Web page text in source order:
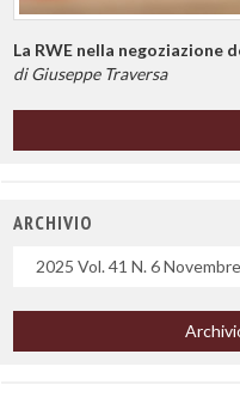
La RWE nella negoziazione
di Giuseppe Traversa
ARCHIVIO
Uscite